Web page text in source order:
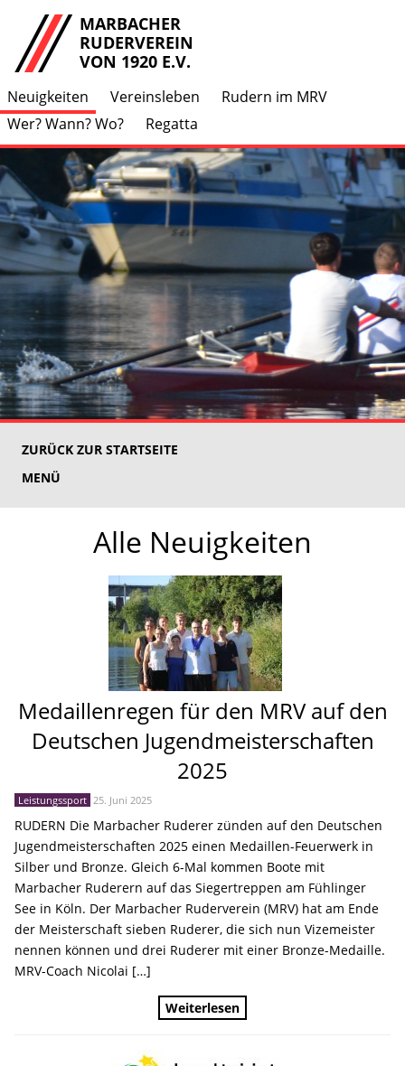
MARBACHER
RUDERVEREIN
VON 1920 E.V.
Neuigkeiten Vereinsleben
Rudern im MRV
Wer? Wann? Wo?
Regatta
ZURÜCK ZUR STARTSEITE
MENÜ
Alle Neuigkeiten
Medaillenregen für den MRV auf den
Deutschen Jugendmeisterschaften
2025
Leistungssport 25. Juni 2025
RUDERN Die Marbacher Ruderer zünden auf den Deutschen
Jugendmeisterschaften 2025 einen Medaillen-Feuerwerk in
Silber und Bronze. Gleich 6-Mal kommen Boote mit
Marbacher Ruderern auf das Siegertreppen am Fühlinger
See in Köln. Der Marbacher Ruderverein (MRV) hat am Ende
der Meisterschaft sieben Ruderer, die sich nun Vizemeister
nennen können und drei Ruderer mit einer Bronze-Medaille.
MRV-Coach Nicolai […]
Weiterlesen